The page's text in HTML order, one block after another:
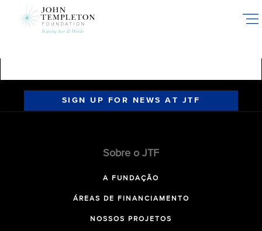
SIGN UP FOR NEWS AT JTF
Sobre o JTF
A FUNDAÇÃO
ÁREAS DE FINANCIAMENTO
NOSSOS PROJETOS